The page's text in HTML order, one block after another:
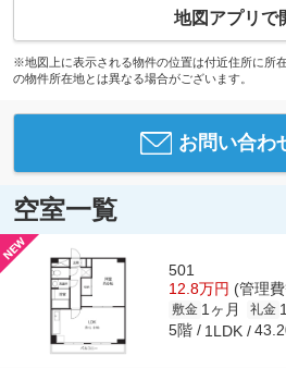
地図アプリで
※地図上に表示される物件の位置は付近住所に所
の物件所在地とは異なる場合がございます。
お問い合わ
空室一覧
501
12.8万円 (管理
敷金 1ヶ月 礼金
5階 1LDK